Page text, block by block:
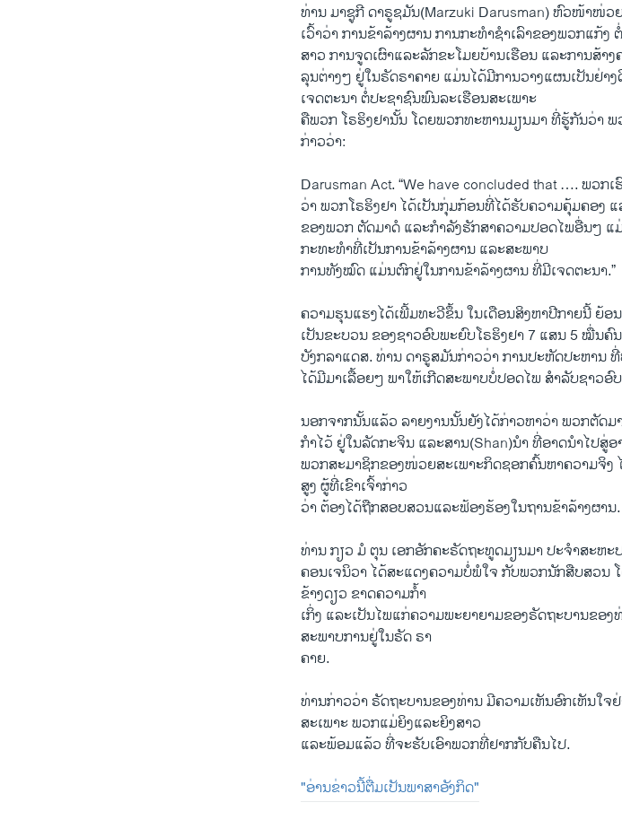
ທ່ານ ມາຊູກີ ດາຣູຊມັນ(Marzuki Darusman) ຫົວໜ້າໜ່ວ
ເວົ້າວ່າ ການຂ້າລ້າງຜານ ການກະທຳຊຳເລົາຂອງພວກແກ້ງ
ສາວ ການຈູດເຜົາແລະລັກຂະໂມຍບ້ານເຮືອນ ແລະການສ້າ
ລຸນຕ່າງໆ ຢູ່ໃນຣັດຣາຄາຍ ແມ່ນໄດ້ມີການວາງແຜນເປັນຢ່
ເຈດຕະນາ ຕໍ່ປະຊາຊົນພົນລະເຮືອນສະເພາະ
ຄືພວກ ໂຣຮິງຢານັ້ນ ໂດຍພວກທະຫານມຽນມາ ທີ່ຮູ້ກັນວ່າ
ກ່າວວ່າ:
Darusman Act. “We have concluded that …. ພວກ
ວ່າ ພວກໂຣຮິງຢາ ໄດ້ເປັນກຸ່ມກ້ອນທີ່ໄດ້ຮັບຄວາມຄຸ້ມຄອງ
ຂອງພວກ ຕັດມາດໍ ແລະກຳລັງຮັກສາຄວາມປອດໄພອື່ນໆ
ກະທະທຳທີ່ເປັນການຂ້າລ້າງຜານ ແລະສະພາບ
ການທັງໝົດ ແມ່ນຕົກຢູ່ໃນການຂ້າລ້າງຜານ ທີ່ມີເຈດຕະນາ.”
ຄວາມຮຸນແຮງໄດ້ເພີ້ມທະວີຂຶ້ນ ໃນເດືອນສິງຫາປີກາຍນີ້ ຍ້
ເປັນຂະບວນ ຂອງຊາວອົບພະຍົບໂຣຮິງຢາ 7 ແສນ 5 ໝື່ນຄົ
ບັງກລາແດສ. ທ່ານ ດາຣູສມັນກ່າວວ່າ ການປະຫັດປະຫານ
ໄດ້ມີມາເລື້ອຍໆ ພາໃຫ້ເກີດສະພາບບໍ່ປອດໄພ ສຳລັບຊາວ
ນອກຈາກນັ້ນແລ້ວ ລາຍງານນັ້ນຍັງໄດ້ກ່າວຫາວ່າ ພວກຕັດມ
ກຳໄວ້ ຢູ່ໃນລັດກະຈິນ ແລະສານ(Shan)ນຳ ທີ່ອາດນຳໄປສູ່
ພວກສະມາຊິກຂອງໜ່ວຍສະເພາະກິດຊອກຄົ້ນຫາຄວາມຈິ
ສູງ ຜູ້ທີ່ເຂົາເຈົ້າກ່າວ
ວ່າ ຕ້ອງໄດ້ຖືກສອບສວນແລະຟ້ອງຮ້ອງໃນຖານຂ້າລ້າງຜານ.
ທ່ານ ກຽວ ມໍ ຕຸນ ເອກອັກຄະຣັດຖະທູດມຽນມາ ປະຈຳສະຫະ
ຄອນເຈນິວາ ໄດ້ສະແດງຄວາມບໍ່ພໍໃຈ ກັບພວກນັກສືບສວນ
ຂ້າງດຽວ ຂາດຄວາມກໍ້າ
ເກິ່ງ ແລະເປັນໄພແກ່ຄວາມພະຍາຍາມຂອງຣັດຖະບານຂອ
ສະພາບການຢູ່ໃນຣັດ ຣາ
ຄາຍ.
ທ່ານກ່າວວ່າ ຣັດຖະບານຂອງທ່ານ ມີຄວາມເຫັນອົກເຫັນໃ
ສະເພາະ ພວກແມ່ຍິງແລະຍິງສາວ
ແລະພ້ອມແລ້ວ ທີ່ຈະຮັບເອົາພວກທີ່ຢາກກັບຄືນໄປ.
"ອ່ານຂ່າວນີ້ຕື່ມເປັນພາສາອັງກິດ"